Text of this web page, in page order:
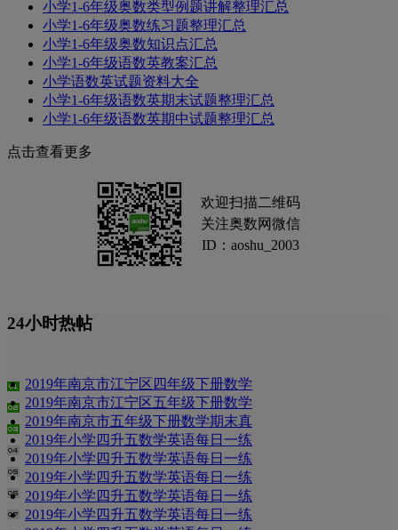
小学1-6年级奥数类型例题讲解整理汇总
小学1-6年级奥数练习题整理汇总
小学1-6年级奥数知识点汇总
小学1-6年级语数英教案汇总
小学语数英试题资料大全
小学1-6年级语数英期末试题整理汇总
小学1-6年级语数英期中试题整理汇总
点击查看更多
欢迎扫描二维码
关注奥数网微信
ID：aoshu_2003
24小时热帖
2019年南京市江宁区四年级下册数学
2019年南京市江宁区五年级下册数学
2019年南京市五年级下册数学期末真
2019年小学四升五数学英语每日一练
2019年小学四升五数学英语每日一练
2019年小学四升五数学英语每日一练
2019年小学四升五数学英语每日一练
2019年小学四升五数学英语每日一练